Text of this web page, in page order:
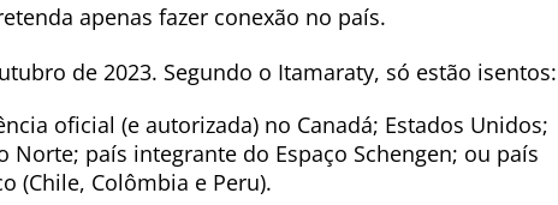
apenas fazer conexão no país.
de 2023. Segundo o Itamaraty, só estão isentos:
oficial (e autorizada) no Canadá; Estados Unidos;
Norte; país integrante do Espaço Schengen; ou país
(Chile, Colômbia e Peru).